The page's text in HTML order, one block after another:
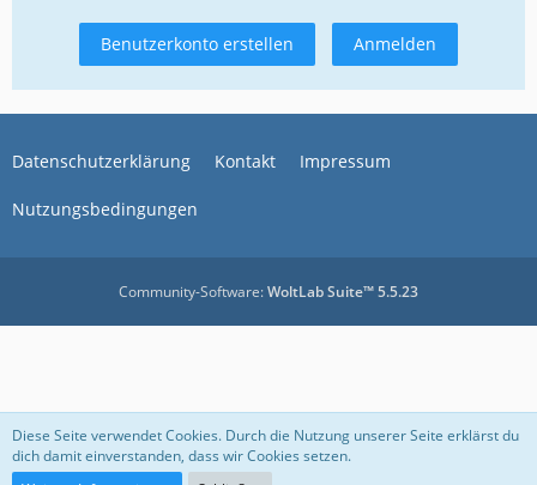
Benutzerkonto erstellen Anmelden
Datenschutzerklärung Kontakt Impressum
Nutzungsbedingungen
Community-Software:WoltLab Suite™ 5.5.23
Diese Seite verwendet Cookies. Durch die Nutzung unserer Seite erklärst du
dich damit einverstanden, dass wir Cookies setzen.